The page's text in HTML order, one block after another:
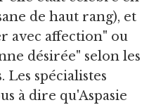
de haut rang), et
avec affection" ou
désirée" selon les
spécialistes
à dire qu'Aspasie